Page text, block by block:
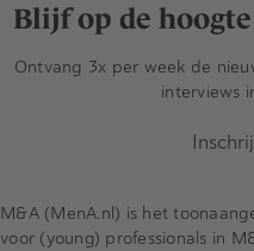
Blijf op de
Ontvang 3x per week de
interviews
M&A (MenA.nl) is het
voor (young) professionals in